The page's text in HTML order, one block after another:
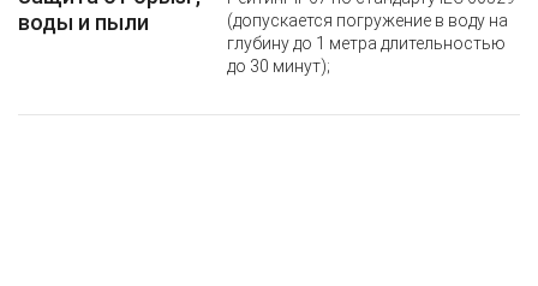
воды и пыли
(допускается погружение в воду на
глубину до 1 метра длительностью
до 30 минут);